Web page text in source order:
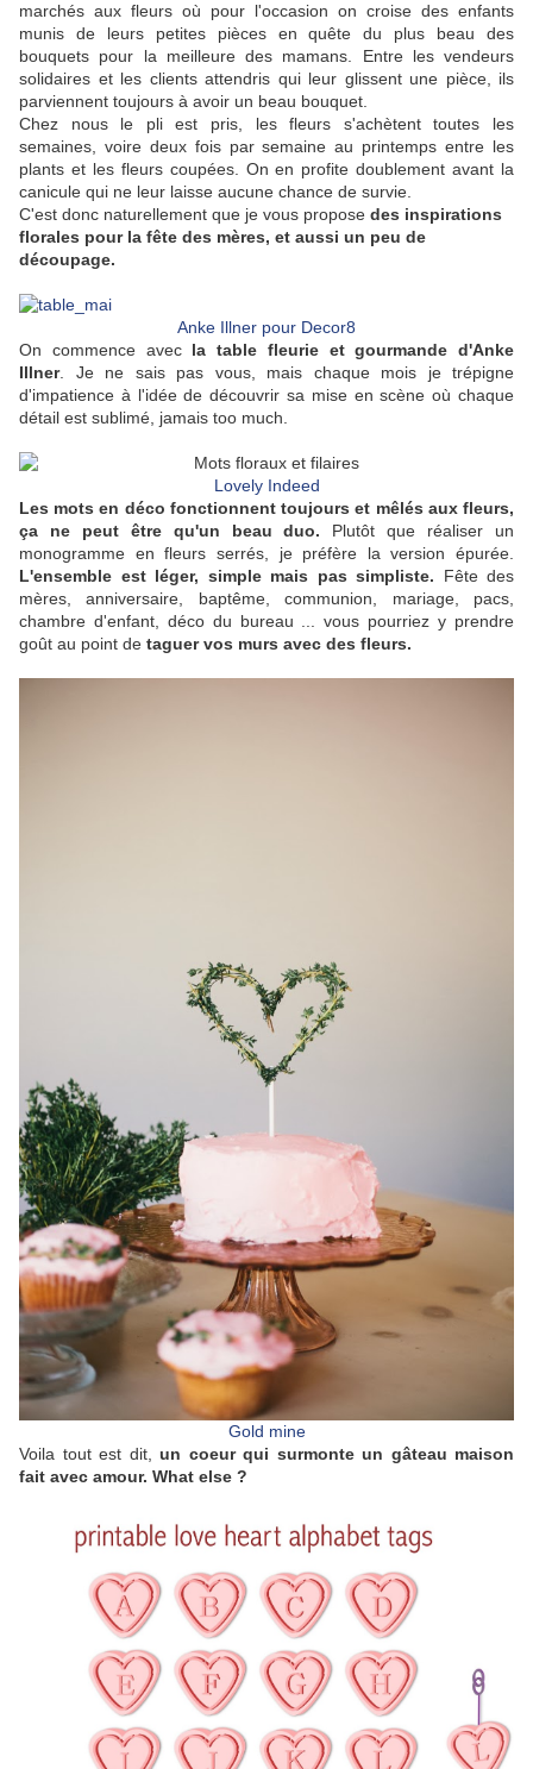
marchés aux fleurs où pour l'occasion on croise des enfants
munis de leurs petites pièces en quête du plus beau des
bouquets pour la meilleure des mamans. Entre les vendeurs
solidaires et les clients attendris qui leur glissent une pièce, ils
parviennent toujours à avoir un beau bouquet.
Chez nous le pli est pris, les fleurs s'achètent toutes les
semaines, voire deux fois par semaine au printemps entre les
plants et les fleurs coupées. On en profite doublement avant la
canicule qui ne leur laisse aucune chance de survie.
C'est donc naturellement que je vous propose des inspirations
florales pour la fête des mères, et aussi un peu de
découpage.
Anke Illner pour Decor8
On commence avec la table fleurie et gourmande d'Anke
Illner. Je ne sais pas vous, mais chaque mois je trépigne
d'impatience à l'idée de découvrir sa mise en scène où chaque
détail est sublimé, jamais too much.
Lovely Indeed
Les mots en déco fonctionnent toujours et mêlés aux fleurs,
ça ne peut être qu'un beau duo. Plutôt que réaliser un
monogramme en fleurs serrés, je préfère la version épurée.
L'ensemble est léger, simple mais pas simpliste. Fête des
mères, anniversaire, baptême, communion, mariage, pacs,
chambre d'enfant, déco du bureau ... vous pourriez y prendre
goût au point de taguer vos murs avec des fleurs.
Gold mine
Voila tout est dit, un coeur qui surmonte un gâteau maison
fait avec amour. What else ?